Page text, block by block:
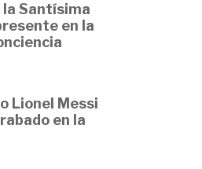
Santísima
en la
Lionel Messi
en la